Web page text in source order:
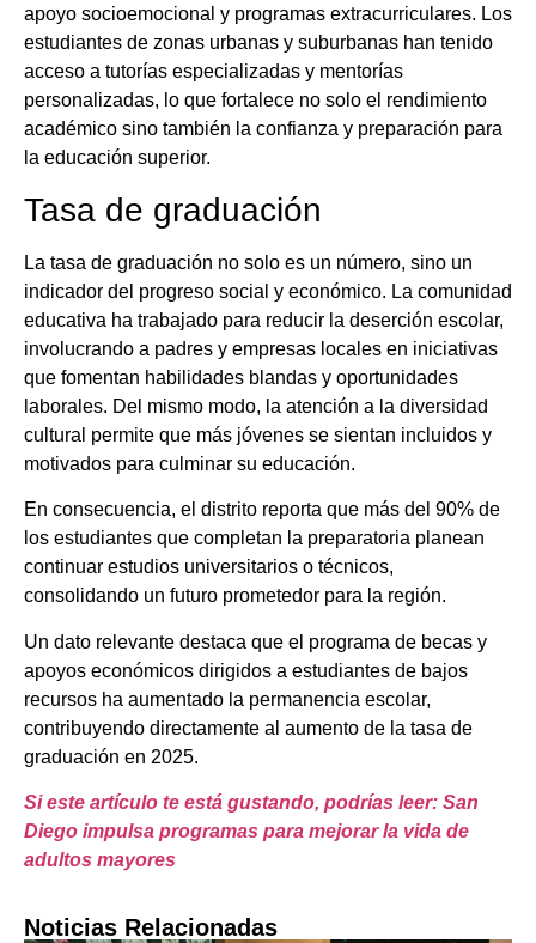
apoyo socioemocional y programas extracurriculares. Los
estudiantes de zonas urbanas y suburbanas han tenido
acceso a tutorías especializadas y mentorías
personalizadas, lo que fortalece no solo el rendimiento
académico sino también la confianza y preparación para
la educación superior.
Tasa de graduación
La tasa de graduación no solo es un número, sino un
indicador del progreso social y económico. La comunidad
educativa ha trabajado para reducir la deserción escolar,
involucrando a padres y empresas locales en iniciativas
que fomentan habilidades blandas y oportunidades
laborales. Del mismo modo, la atención a la diversidad
cultural permite que más jóvenes se sientan incluidos y
motivados para culminar su educación.
En consecuencia, el distrito reporta que más del 90% de
los estudiantes que completan la preparatoria planean
continuar estudios universitarios o técnicos,
consolidando un futuro prometedor para la región.
Un dato relevante destaca que el programa de becas y
apoyos económicos dirigidos a estudiantes de bajos
recursos ha aumentado la permanencia escolar,
contribuyendo directamente al aumento de la tasa de
graduación en 2025.
Si este artículo te está gustando, podrías leer: San
Diego impulsa programas para mejorar la vida de
adultos mayores
Noticias Relacionadas